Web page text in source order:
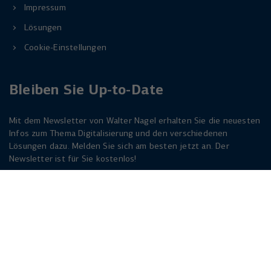
Impressum
Lösungen
Cookie-Einstellungen
Bleiben Sie Up-to-Date
Mit dem Newsletter von Walter Nagel erhalten Sie die neuesten
Infos zum Thema Digitalisierung und den verschiedenen
Lösungen dazu. Melden Sie sich am besten jetzt an. Der
Newsletter ist für Sie kostenlos!